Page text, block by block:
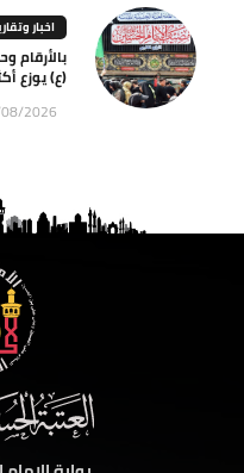
اخبار
(ع) يوزع أكثر من
2026